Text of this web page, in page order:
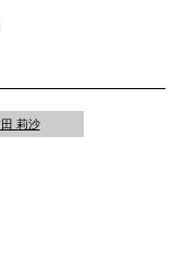
莉沙